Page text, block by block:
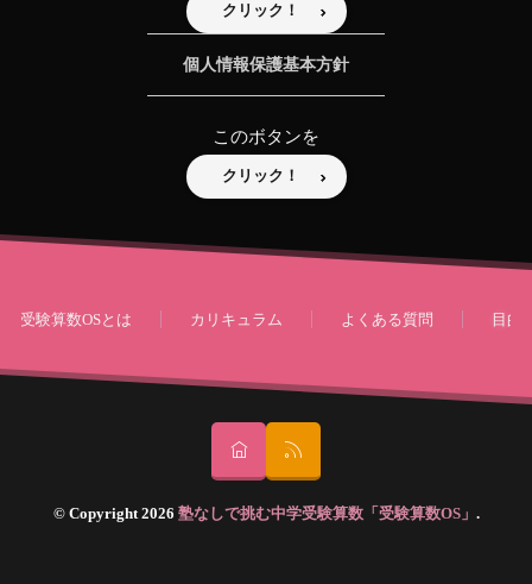
クリック！
個人情報保護基本方針
このボタンを
クリック！
受験算数OSとは カリキュラム よくある質問 目的
© Copyright 2026 塾なしで挑む中学受験算数「受験算数OS」 .